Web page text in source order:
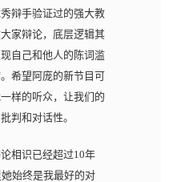
辩手验证过的强大教
家辩论，底层逻辑其
自己和他人的陈词滥
希望阿庞的新节目可
样的听众，让我们的
判和对话性。
相识已经超过10年
始终是我最好的对